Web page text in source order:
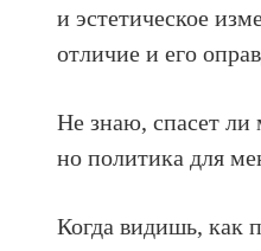
и эстетическое
отличие и его
Не знаю, спасет ли
но политика для
Когда видишь, как